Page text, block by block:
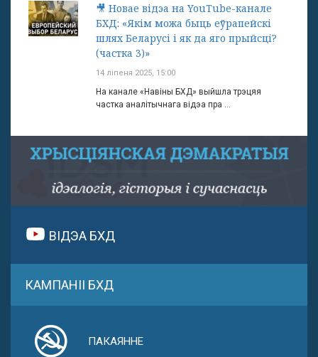
🎥 Новае відэа на YouTube-канале
БХД: «Якім можа быць еўрапейскі
шлях Беларусі і як да яго прыйсці?
(частка 3)»
14 ліпеня 2025, 15:00
На канале «Навіны БХД» выйшла трэцяя
частка аналітычнага відэа пра ...
ВІДЭА БХД
КАМПАНІІ БХД
ПАКАЯННЕ